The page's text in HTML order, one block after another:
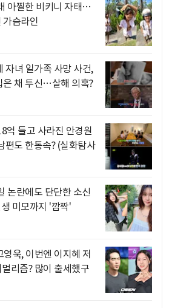
아찔한 비키니 자태…
가슴라인
자녀 일가족 사망 사건,
은 채 투신…살해 의혹?
억 들고 사라진 안경원
편도 한통속? (실화탐사
논란에도 단단한 소신
미모까지 '깜짝'
욱, 이번엔 이지혜 저
리즘? 많이 출세했구